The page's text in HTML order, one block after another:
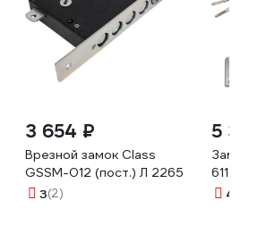
3 654 ₽
Врезной замок Class
GSSM-012 (пост.) Л 2265
3(2)
5
Замок
4.4